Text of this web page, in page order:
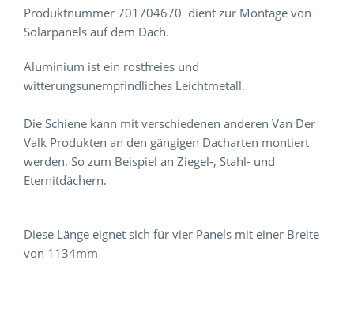
Produktnummer 701704670 dient zur Montage von
Solarpanels auf dem Dach.
Aluminium ist ein rostfreies und
witterungsunempfindliches Leichtmetall.
Die Schiene kann mit verschiedenen anderen Van Der
Valk Produkten an den gängigen Dacharten montiert
werden. So zum Beispiel an Ziegel-, Stahl- und
Eternitdächern.
Diese Länge eignet sich für vier Panels mit einer Breite
von 1134mm